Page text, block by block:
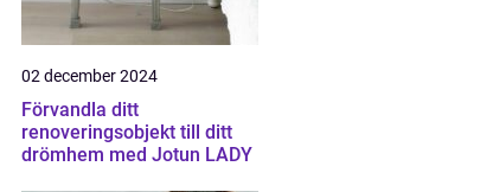
02 december 2024
Förvandla ditt
renoveringsobjekt till ditt
drömhem med Jotun LADY